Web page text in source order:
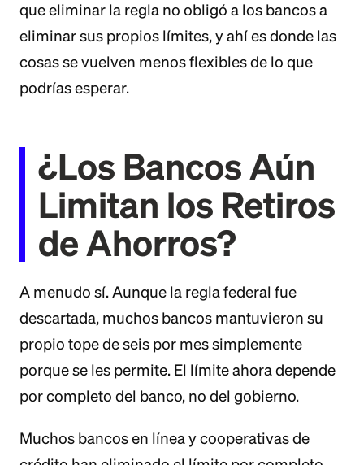
que eliminar la regla no obligó a los bancos a
eliminar sus propios límites, y ahí es donde las
cosas se vuelven menos flexibles de lo que
podrías esperar.
¿Los Bancos Aún
Limitan los Retiros
de Ahorros?
A menudo sí. Aunque la regla federal fue
descartada, muchos bancos mantuvieron su
propio tope de seis por mes simplemente
porque se les permite. El límite ahora depende
por completo del banco, no del gobierno.
Muchos bancos en línea y cooperativas de